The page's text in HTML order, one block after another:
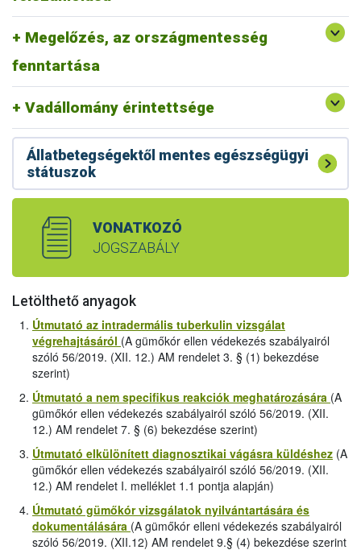
Megelőzés, az országmentesség
fenntartása
gümőkóros fertőzöttségük (Egészségügyi Kiskönyv és
tüdőszűrés vizsgálat megléte).
Vadállomány érintettsége
Amennyiben tehát a kimutatás ezen területeken kívüli
keletre például) úgy erősen valószínűsíthető, hogy a
betegséget egy másik fertőzött szarvasmarha állományból
hurcolták be.
Állatbetegségektől mentes egészségügyi
státuszok
VONATKOZÓ
JOGSZABÁLY
Letölthető anyagok
Útmutató az intradermális tuberkulin vizsgálat
végrehajtásáról (A gümőkór ellen védekezés szabályairól
szóló 56/2019. (XII. 12.) AM rendelet 3. § (1) bekezdése
szerint)
Útmutató a nem specifikus reakciók meghatározására (A
gümőkór ellen védekezés szabályairól szóló 56/2019. (XII.
12.) AM rendelet 7. § (6) bekezdése szerint)
Útmutató elkülönített diagnosztikai vágásra küldéshez (A
gümőkór ellen védekezés szabályairól szóló 56/2019. (XII.
12.) AM rendelet I. melléklet 1.1 pontja alapján)
Útmutató gümőkór vizsgálatok nyilvántartására és
dokumentálására (A gümőkór elleni védekezés szabályairól
szóló 56/2019. (XII.12) AM rendelet 9.§ (4) bekezdése szerint